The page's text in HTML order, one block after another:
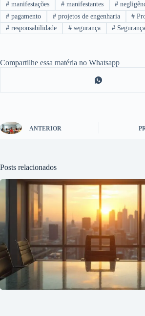
#manifestações #manifestantes #
#pagamento #projetos de engenharia #
#responsabilidade #segurança #
Compartilhe essa matéria no Whatsapp
ANTERIOR
Posts relacionados